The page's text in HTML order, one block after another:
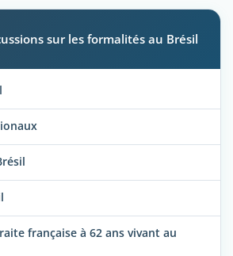
sur les formalités au Brésil
française à 62 ans vivant au